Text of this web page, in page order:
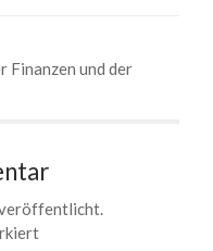
Finanzen und der